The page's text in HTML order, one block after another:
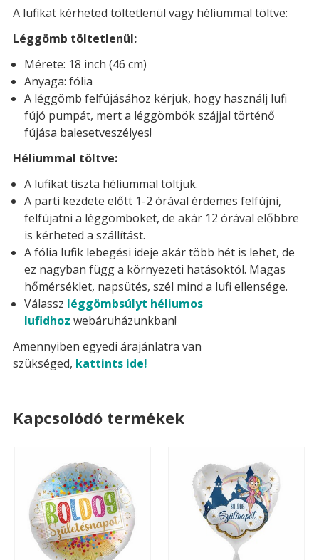
A lufikat kérheted töltetlenül vagy héliummal töltve:
Léggömb töltetlenül:
Mérete: 18 inch (46 cm)
Anyaga: fólia
A léggömb felfújásához kérjük, hogy használj lufi
fújó pumpát, mert a léggömbök szájjal történő
fújása balesetveszélyes!
Héliummal töltve:
A lufikat tiszta héliummal töltjük.
A parti kezdete előtt 1-2 órával érdemes felfújni,
felfújatni a léggömböket, de akár 12 órával előbbre
is kérheted a szállítást.
A fólia lufik lebegési ideje akár több hét is lehet, de
ez nagyban függ a környezeti hatásoktól. Magas
hőmérséklet, napsütés, szél mind a lufi ellensége.
Válassz léggömbsúlyt héliumos
lufidhoz webáruházunkban!
Amennyiben egyedi árajánlatra van
szükséged, kattints ide!
Kapcsolódó termékek